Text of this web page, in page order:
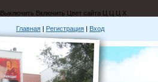
Выключить Включить Цвет сайта Ц Ц Ц Х
Главная | Регистрация | Вход